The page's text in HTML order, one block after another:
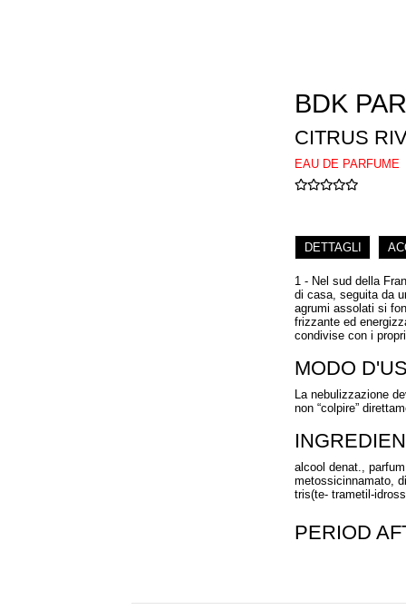
BDK
CITRUS
EAU DE PARFUME
DETTAGLI
1 - Nel sud della
di casa, seguita da
agrumi assolati si
frizzante ed
condivise con i
MODO
La nebulizzazione
non “colpire”
alcool denat.,
metossicinnamato,
tris(te- trametil-
PERIOD